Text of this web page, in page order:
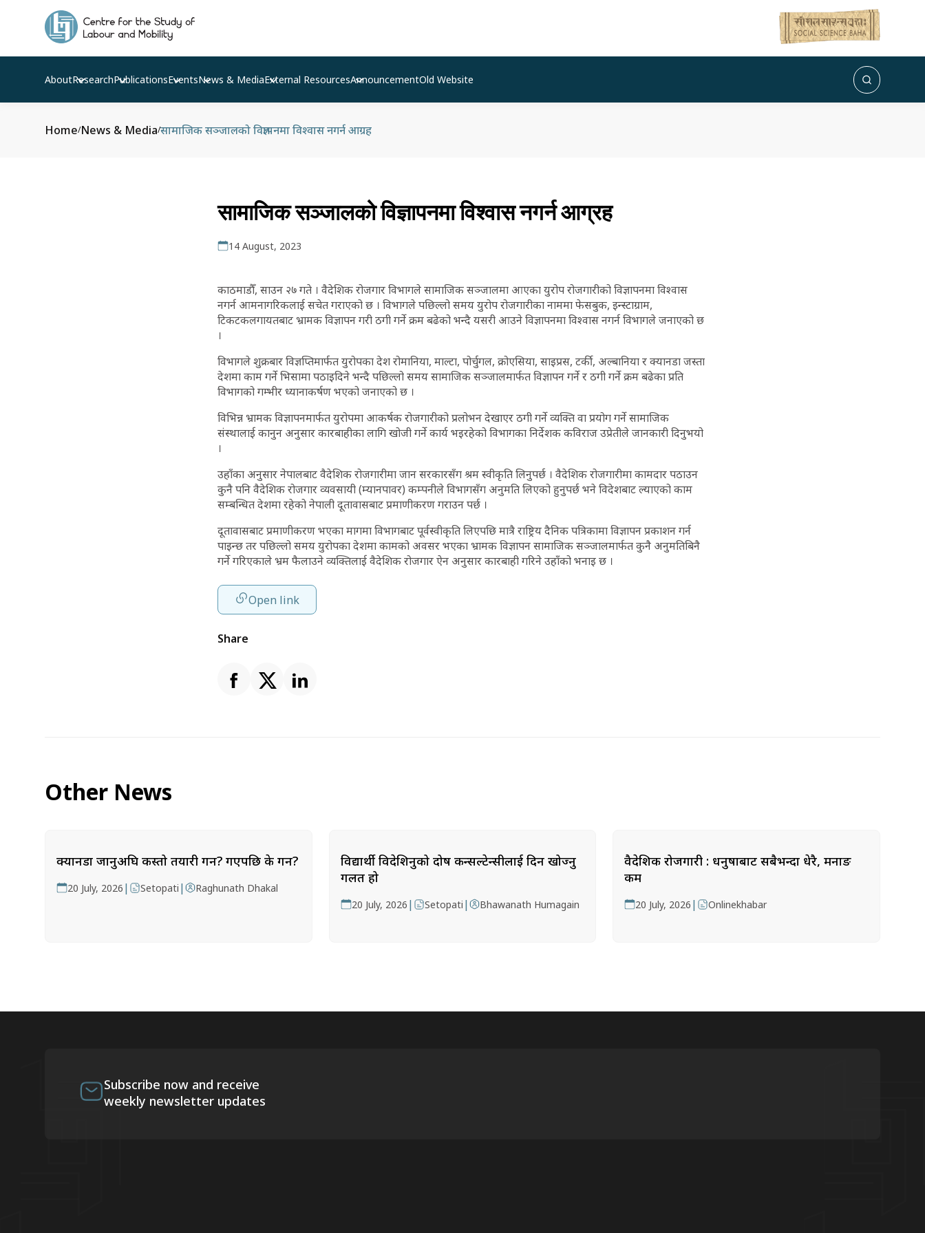
AboutResearchPublicationsEventsNews & MediaExternal ResourcesAnnouncementOld Website
Home/News & Media/सामाजिक सञ्जालको विज्ञापनमा विश्वास नगर्न आग्रह
सामाजिक सञ्जालको विज्ञापनमा विश्वास नगर्न आग्रह
14 August, 2023
काठमाडौँ, साउन २७ गते । वैदेशिक रोजगार विभागले सामाजिक सञ्जालमा आएका युरोप रोजगारीको विज्ञापनमा विश्वास
नगर्न आमनागरिकलाई सचेत गराएको छ । विभागले पछिल्लो समय युरोप रोजगारीका नाममा फेसबुक, इन्स्टाग्राम,
टिकटकलगायतबाट भ्रामक विज्ञापन गरी ठगी गर्ने क्रम बढेको भन्दै यसरी आउने विज्ञापनमा विश्वास नगर्न विभागले जनाएको छ
।
विभागले शुक्रबार विज्ञप्तिमार्फत युरोपका देश रोमानिया, माल्टा, पोर्चुगल, क्रोएसिया, साइप्रस, टर्की, अल्बानिया र क्यानडा जस्ता
देशमा काम गर्ने भिसामा पठाइदिने भन्दै पछिल्लो समय सामाजिक सञ्जालमार्फत विज्ञापन गर्ने र ठगी गर्ने क्रम बढेका प्रति
विभागको गम्भीर ध्यानाकर्षण भएको जनाएको छ ।
विभिन्न भ्रामक विज्ञापनमार्फत युरोपमा आकर्षक रोजगारीको प्रलोभन देखाएर ठगी गर्ने व्यक्ति वा प्रयोग गर्ने सामाजिक
संस्थालाई कानुन अनुसार कारबाहीका लागि खोजी गर्ने कार्य भइरहेको विभागका निर्देशक कविराज उप्रेतीले जानकारी दिनुभयो
।
उहाँका अनुसार नेपालबाट वैदेशिक रोजगारीमा जान सरकारसँग श्रम स्वीकृति लिनुपर्छ । वैदेशिक रोजगारीमा कामदार पठाउन
कुनै पनि वैदेशिक रोजगार व्यवसायी (म्यानपावर) कम्पनीले विभागसँग अनुमति लिएको हुनुपर्छ भने विदेशबाट ल्याएको काम
सम्बन्धित देशमा रहेको नेपाली दूतावासबाट प्रमाणीकरण गराउन पर्छ ।
दूतावासबाट प्रमाणीकरण भएका मागमा विभागबाट पूर्वस्वीकृति लिएपछि मात्रै राष्ट्रिय दैनिक पत्रिकामा विज्ञापन प्रकाशन गर्न
पाइन्छ तर पछिल्लो समय युरोपका देशमा कामको अवसर भएका भ्रामक विज्ञापन सामाजिक सञ्जालमार्फत कुनै अनुमतिबिनै
गर्ने गरिएकाले भ्रम फैलाउने व्यक्तिलाई वैदेशिक रोजगार ऐन अनुसार कारबाही गरिने उहाँको भनाइ छ ।
Open link
Share
Other News
क्यानडा जानुअघि कस्तो तयारी गर्ने? गएपछि के गर्ने?
20 July, 2026 | Setopati | Raghunath Dhakal
विद्यार्थी विदेशिनुको दोष कन्सल्टेन्सीलाई दिन खोज्नु
गलत हो
20 July, 2026 | Setopati | Bhawanath Humagain
वैदेशिक रोजगारी : धनुषाबाट सबैभन्दा धेरै, मनाङ
कम
20 July, 2026 | Onlinekhabar
Subscribe now and receive
weekly newsletter updates